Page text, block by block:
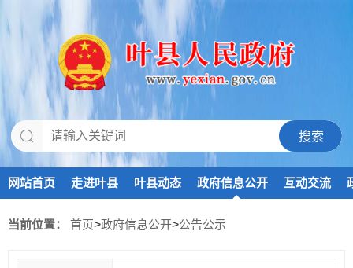
网站首页 走进叶县 叶县动态 政府信息公开 互动交流
当前位置： 首页>政府信息公开>公告公示